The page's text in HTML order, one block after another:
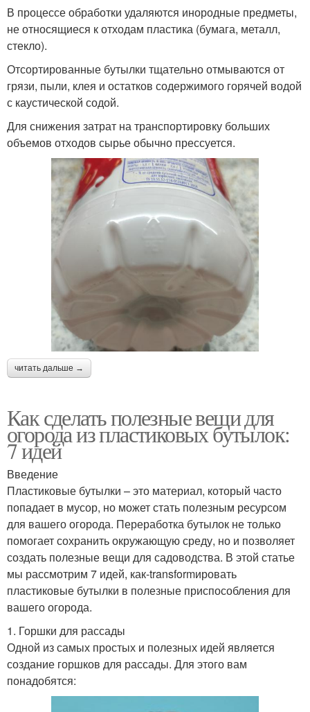
В процессе обработки удаляются инородные предметы,
не относящиеся к отходам пластика (бумага, металл,
стекло).
Отсортированные бутылки тщательно отмываются от
грязи, пыли, клея и остатков содержимого горячей водой
с каустической содой.
Для снижения затрат на транспортировку больших
объемов отходов сырье обычно прессуется.
читать дальше →
Как сделать полезные вещи для
огорода из пластиковых бутылок:
7 идей
Введение
Пластиковые бутылки – это материал, который часто
попадает в мусор, но может стать полезным ресурсом
для вашего огорода. Переработка бутылок не только
помогает сохранить окружающую среду, но и позволяет
создать полезные вещи для садоводства. В этой статье
мы рассмотрим 7 идей, как-transformировать
пластиковые бутылки в полезные приспособления для
вашего огорода.
1. Горшки для рассады
Одной из самых простых и полезных идей является
создание горшков для рассады. Для этого вам
понадобятся: